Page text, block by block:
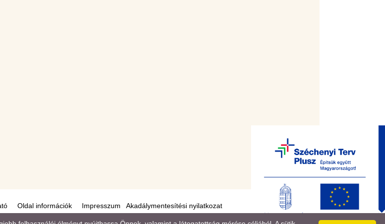
Oldal információk Impresszum Akadálymentesítési nyilatkozat